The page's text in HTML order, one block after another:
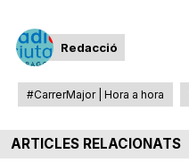
r
a
g
Redacció
#CarrerMajor | Hora a hora
ARTICLES RELACIONATS